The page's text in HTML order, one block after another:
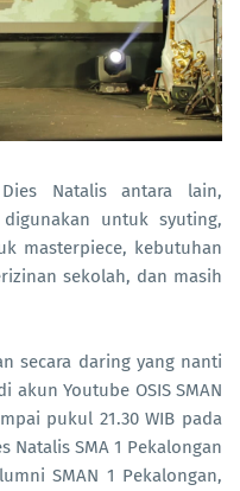
Natalis antara lain,
untuk syuting,
masterpiece, kebutuhan
sekolah, dan masih
secara daring yang nanti
akun Youtube OSIS SMAN
pukul 21.30 WIB pada
Natalis SMA 1 Pekalongan
SMAN 1 Pekalongan,